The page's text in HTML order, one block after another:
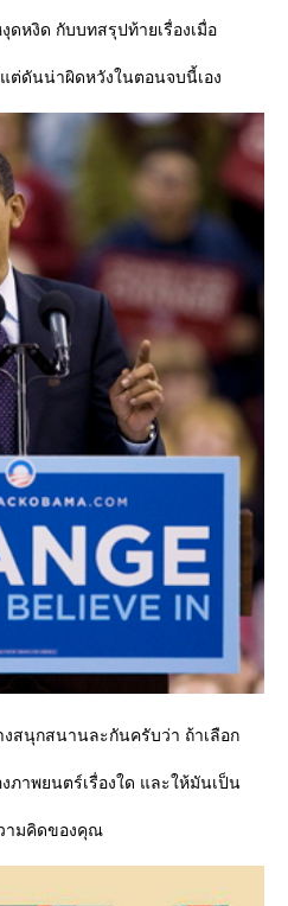
ดหงิด กับบทสรุปท้ายเรื่องเมื่อ
ต่ดันน่าผิดหวังในตอนจบนี้เอง
สนุกสนานละกันครับว่า ถ้าเลือก
าพยนตร์เรื่องใด และให้มันเป็น
ามคิดของคุณ